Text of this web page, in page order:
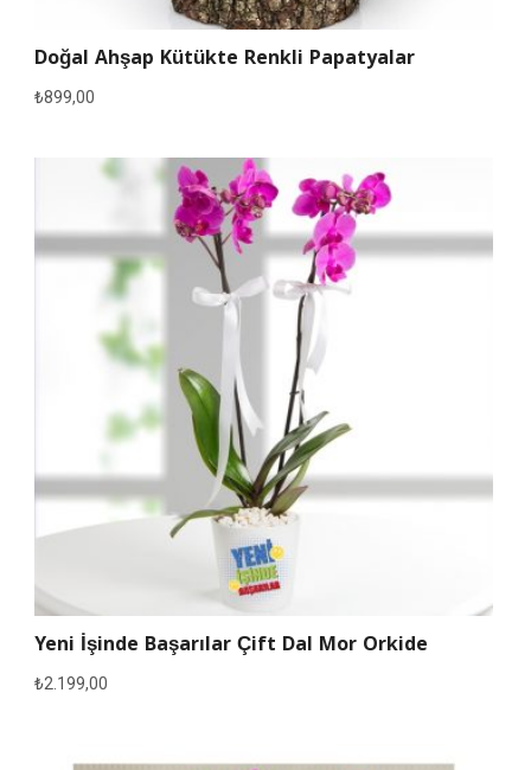
Doğal Ahşap Kütükte Renkli Papatyalar
₺899,00
Yeni İşinde Başarılar Çift Dal Mor Orkide
₺2.199,00